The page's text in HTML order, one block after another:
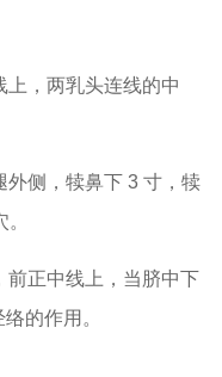
，两乳头连线的中
外侧，犊鼻下 3 寸，犊
。
前正中线上，当脐中下
的作用。